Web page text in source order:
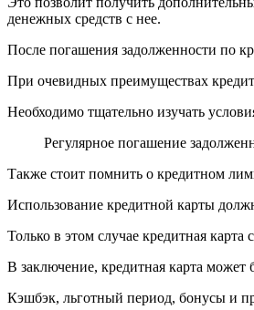
денежных средств с нее.
После погашения задолженности по
При очевидных преимуществах
Необходимо тщательно изучать
Регулярное погашение
Также стоит помнить о кредитном
Использование кредитной карты
Только в этом случае кредитная
В заключение, кредитная карта может
Кэшбэк, льготный период, бонусы и